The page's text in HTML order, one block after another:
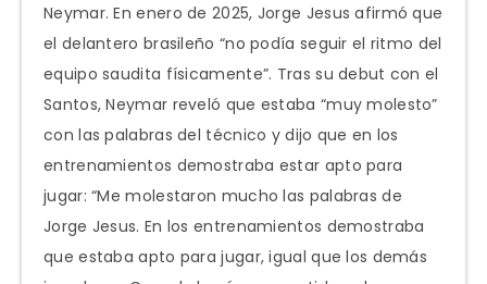
Neymar. En enero de 2025, Jorge Jesus afirmó que
el delantero brasileño “no podía seguir el ritmo del
equipo saudita físicamente”. Tras su debut con el
Santos, Neymar reveló que estaba “muy molesto”
con las palabras del técnico y dijo que en los
entrenamientos demostraba estar apto para
jugar: “Me molestaron mucho las palabras de
Jorge Jesus. En los entrenamientos demostraba
que estaba apto para jugar, igual que los demás